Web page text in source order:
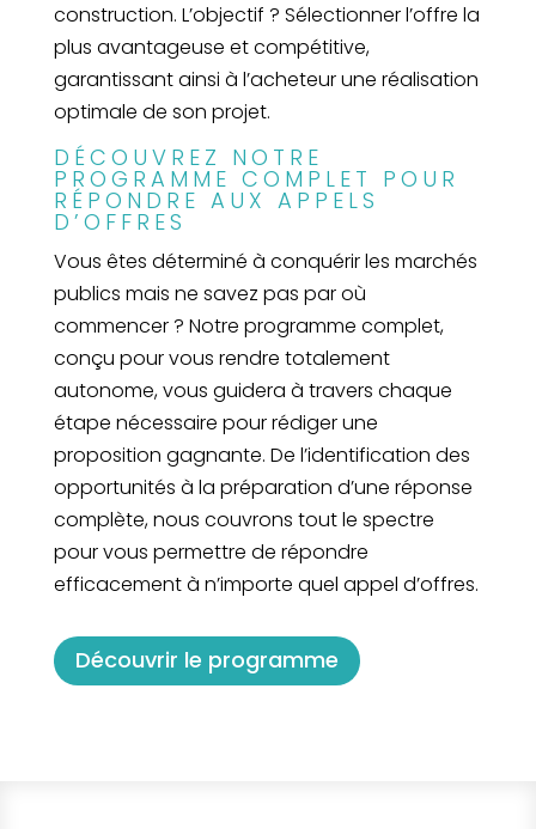
construction. L’objectif ? Sélectionner l’offre la
plus avantageuse et compétitive,
garantissant ainsi à l’acheteur une réalisation
optimale de son projet.
DÉCOUVREZ NOTRE
PROGRAMME COMPLET POUR
RÉPONDRE AUX APPELS
D’OFFRES
Vous êtes déterminé à conquérir les marchés
publics mais ne savez pas par où
commencer ? Notre programme complet,
conçu pour vous rendre totalement
autonome, vous guidera à travers chaque
étape nécessaire pour rédiger une
proposition gagnante. De l’identification des
opportunités à la préparation d’une réponse
complète, nous couvrons tout le spectre
pour vous permettre de répondre
efficacement à n’importe quel appel d’offres.
Découvrir le programme